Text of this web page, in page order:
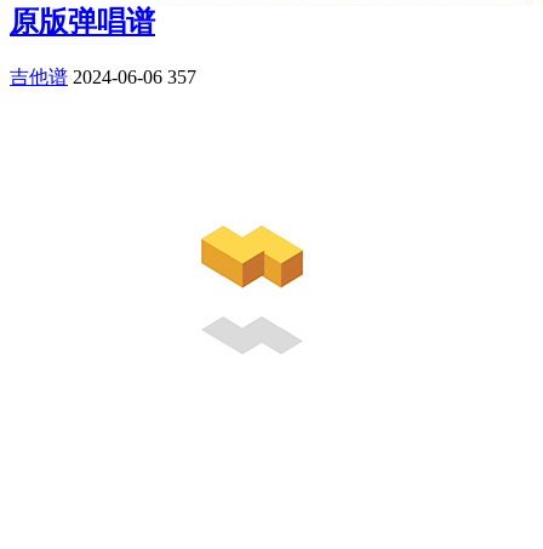
原版弹唱谱
吉他谱 2024-06-06 357